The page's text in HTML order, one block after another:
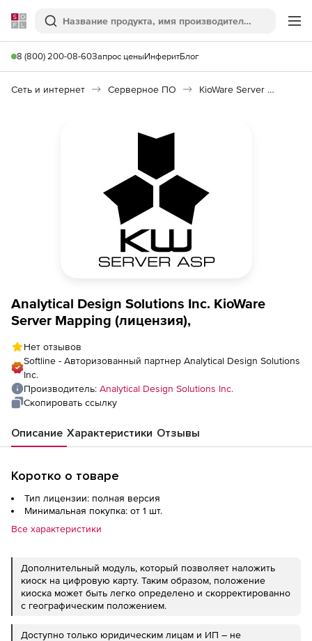
Softline
Поиск
8 (800) 200-08-60Запрос ценыИнферитБлог
Сеть и интернет Серверное ПО KioWare Server ASP 4
Analytical Design Solutions Inc. KioWare
Server Mapping (лицензия),
Нет отзывов
Softline - Авторизованный партнер Analytical Design Solutions
Inc.
Производитель: Analytical Design Solutions Inc.
Скопировать ссылку
Описание Характеристики Отзывы
Коротко о товаре
Тип лицензии: полная версия
Минимальная покупка: от 1 шт.
Все характеристики
Дополнительный модуль, который позволяет наложить
киоск на цифровую карту. Таким образом, положение
киоска может быть легко определено и скорректированно
с географическим положением.
Доступно только юридическим лицам и ИП – не